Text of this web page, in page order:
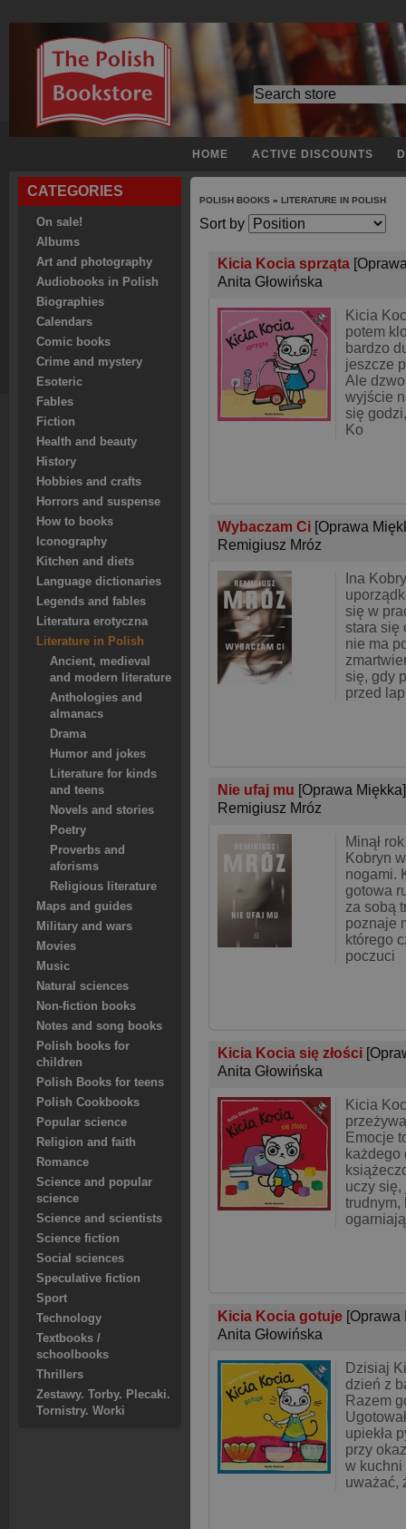
HOME ACTIVE DISCOUNTS
CATEGORIES
On sale!
Albums
Art and photography
Audiobooks in Polish
Biographies
Calendars
Comic books
Crime and mystery
Esoteric
Fables
Fiction
Health and beauty
History
Hobbies and crafts
Horrors and suspense
How to books
Iconography
Kitchen and diets
Language dictionaries
Legends and fables
Literatura erotyczna
Literature in Polish
Ancient, medieval
and modern literature
Anthologies and
almanacs
Drama
Humor and jokes
Literature for kinds
and teens
Novels and stories
Poetry
Proverbs and
aforisms
Religious literature
Maps and guides
Military and wars
Movies
Music
Natural sciences
Non-fiction books
Notes and song books
Polish books for
children
Polish Books for teens
Polish Cookbooks
Popular science
Religion and faith
Romance
Science and popular
science
Science and scientists
Science fiction
Social sciences
Speculative fiction
Sport
Technology
Textbooks /
schoolbooks
Thrillers
Zestawy. Torby. Plecaki.
Tornistry. Worki
POLISH BOOKS » LITERATURE IN POLISH
Sort by
Kicia Kocia sprząta
Anita Głowińska
Kicia
potem
bardzo
jeszcze
Ale
wyjście
się
Ko
Wybaczam Ci [Oprawa
Remigiusz Mróz
Ina
się w
stara się
nie ma
się, gdy
przed lap
Nie ufaj mu [Oprawa Miękka]
Remigiusz Mróz
Minął
Kobryn
nogami.
gotowa
za sobą
poznaje
którego
poczuci
Kicia Kocia się złości
Anita Głowińska
Kicia
Emocje
każdego
uczy się,
trudnym,
Kicia Kocia gotuje [Oprawa
Anita Głowińska
Dzisiaj
dzień z
Razem
upiekła
przy
w kuchni
uważać,